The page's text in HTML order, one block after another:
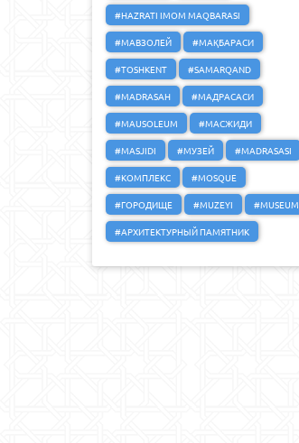
#HAZRATI IMOM MAQBARASI
#МАВЗОЛЕЙ
#МАҚБАРАСИ
#TOSHKENT
#SAMARQAND
#MADRASAH
#МАДРАСАСИ
#MAUSOLEUM
#МАСЖИДИ
#MASJIDI
#МУЗЕЙ
#MADRASASI
#КОМПЛЕКС
#MOSQUE
#ГОРОДИЩЕ
#MUZEYI
#MUSEUM
#АРХИТЕКТУРНЫЙ ПАМЯТНИК